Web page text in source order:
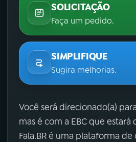
SOLICITAÇÃO
Faça um pedido.
SIMPLIFIQUE
Sugira melhorias.
Você será direcionado(a)
mas é com a EBC que estará
Fala.BR é uma plataforma